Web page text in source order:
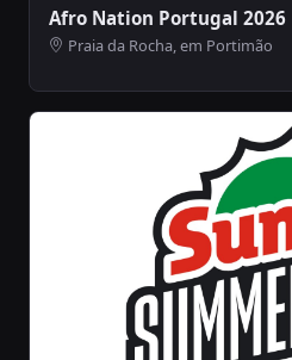
Afro Nation Portugal 2026
Praia da Rocha, em Portimão